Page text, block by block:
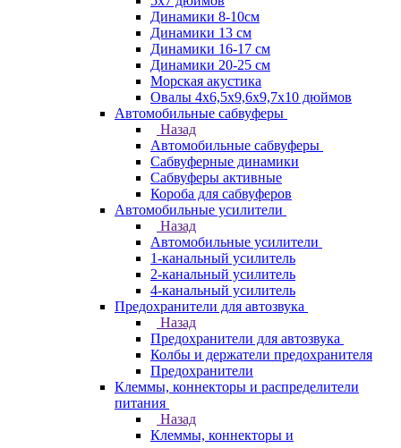
Динамики 8-10см
Динамики 13 см
Динамики 16-17 см
Динамики 20-25 см
Морская акустика
Овалы 4х6,5х9,6x9,7х10 дюймов
Автомобильные сабвуферы
Назад
Автомобильные сабвуферы
Сабвуферные динамики
Сабвуферы активные
Короба для сабвуферов
Автомобильные усилители
Назад
Автомобильные усилители
1-канальный усилитель
2-канальный усилитель
4-канальный усилитель
Предохранители для автозвука
Назад
Предохранители для автозвука
Колбы и держатели предохранителя
Предохранители
Клеммы, коннекторы и распределители
питания
Назад
Клеммы, коннекторы и